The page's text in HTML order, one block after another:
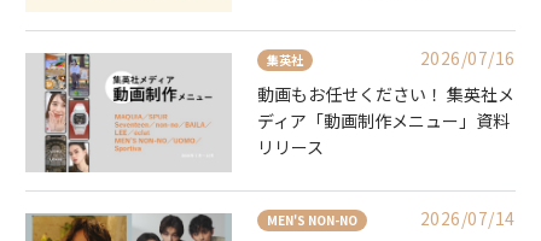
集英社
2026/07/16
動画もお任せください！ 集英社メ
ディア「動画制作メニュー」資料
リリース
MEN'S NON-NO
2026/07/14